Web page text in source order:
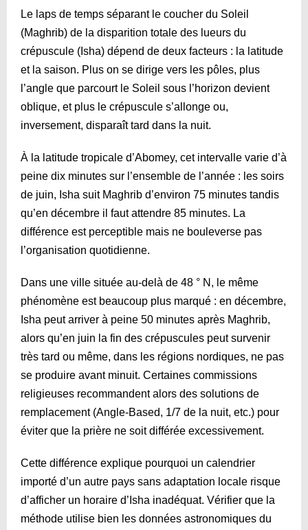
Le laps de temps séparant le coucher du Soleil
(Maghrib) de la disparition totale des lueurs du
crépuscule (Isha) dépend de deux facteurs : la latitude
et la saison. Plus on se dirige vers les pôles, plus
l’angle que parcourt le Soleil sous l’horizon devient
oblique, et plus le crépuscule s’allonge ou,
inversement, disparaît tard dans la nuit.
À la latitude tropicale d’Abomey, cet intervalle varie d’à
peine dix minutes sur l’ensemble de l’année : les soirs
de juin, Isha suit Maghrib d’environ 75 minutes tandis
qu’en décembre il faut attendre 85 minutes. La
différence est perceptible mais ne bouleverse pas
l’organisation quotidienne.
Dans une ville située au-delà de 48 ° N, le même
phénomène est beaucoup plus marqué : en décembre,
Isha peut arriver à peine 50 minutes après Maghrib,
alors qu’en juin la fin des crépuscules peut survenir
très tard ou même, dans les régions nordiques, ne pas
se produire avant minuit. Certaines commissions
religieuses recommandent alors des solutions de
remplacement (Angle-Based, 1/7 de la nuit, etc.) pour
éviter que la prière ne soit différée excessivement.
Cette différence explique pourquoi un calendrier
importé d’un autre pays sans adaptation locale risque
d’afficher un horaire d’Isha inadéquat. Vérifier que la
méthode utilise bien les données astronomiques du